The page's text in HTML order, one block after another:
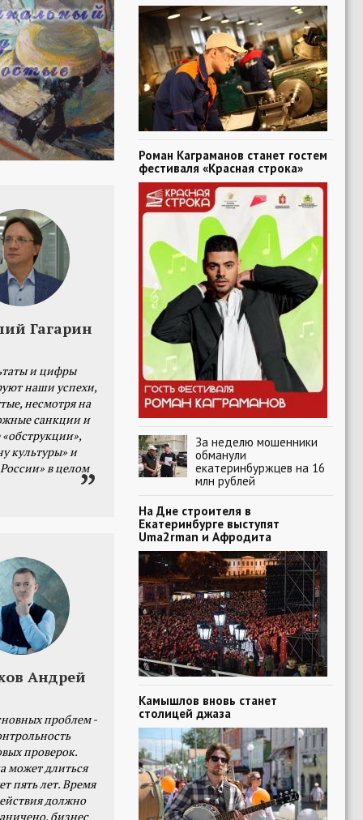
Гагарин
и цифры
наши успехи,
несмотря на
санкции и
культуры» и
в целом
Андрей
проблем -
проверок.
может длиться
пять лет. Время
должно
бизнес
Роман Каграманов станет гостем
фестиваля «Красная строка»
За неделю мошенники
обманули
екатеринбуржцев на 16
млн рублей
На Дне строителя в
Екатеринбурге выступят
Uma2rman и Афродита
Камышлов вновь станет
столицей джаза